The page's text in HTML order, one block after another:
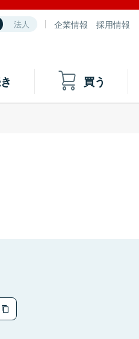
法人 企業情報 採用情報
買う